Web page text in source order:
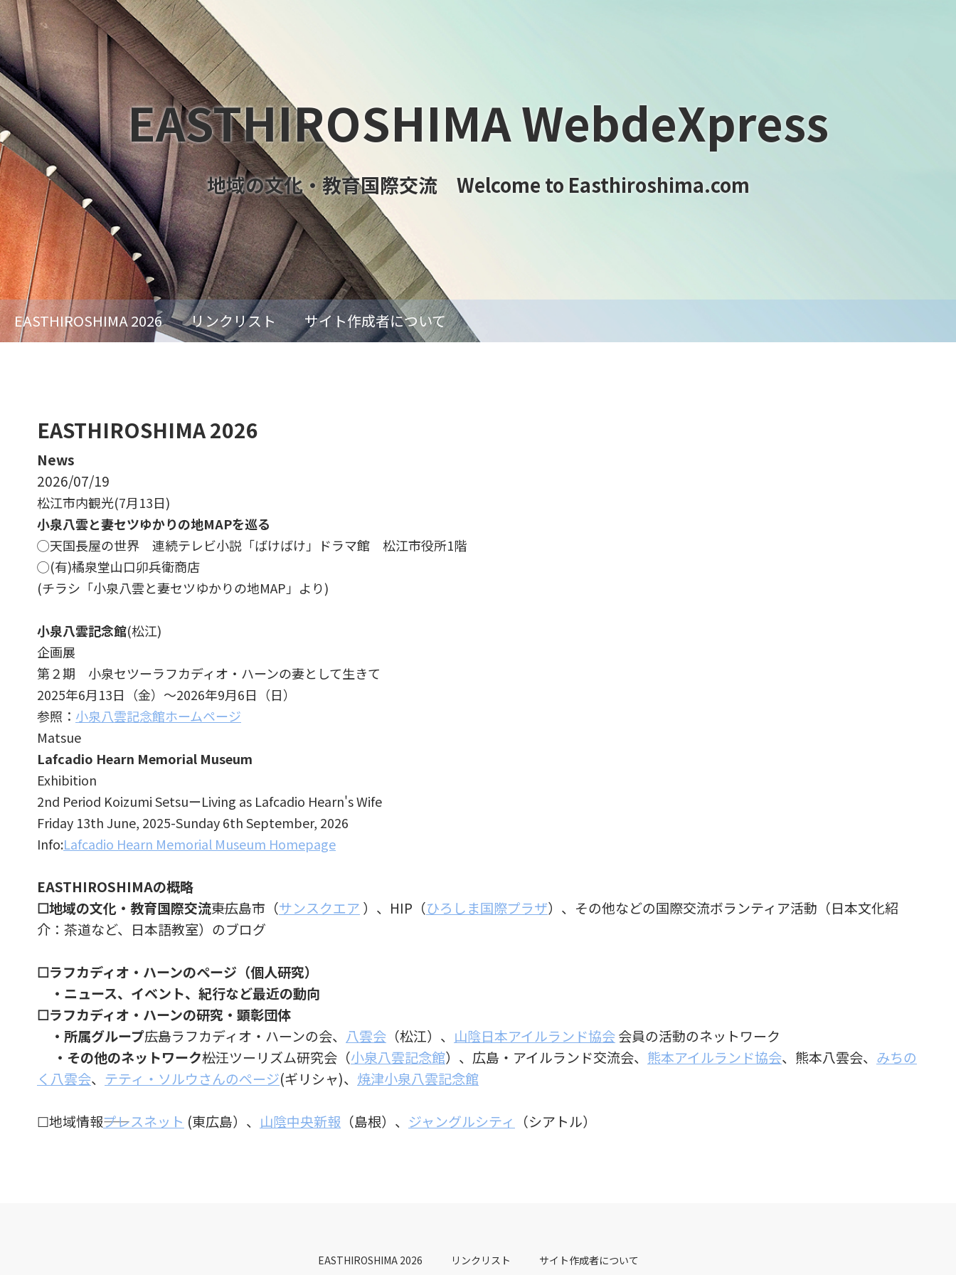
EASTHIROSHIMA WebdeXpress
地域の文化・教育国際交流 Welcome to Easthiroshima.com
EASTHIROSHIMA 2026 リンクリスト サイト作成者について
EASTHIROSHIMA 2026
News
2026/07/19
松江市内観光(7月13日)
小泉八雲と妻セツゆかりの地MAPを巡る
◯天国長屋の世界 連続テレビ小説「ばけばけ」ドラマ館 松江市役所1階
◯(有)橘泉堂山口卯兵衛商店
(チラシ「小泉八雲と妻セツゆかりの地MAP」より)
小泉八雲記念館(松江)
企画展
第２期 小泉セツーラフカディオ・ハーンの妻として生きて
2025年6月13日（金）〜2026年9月6日（日）
参照： 小泉八雲記念館ホームページ
Matsue
Lafcadio Hearn Memorial Museum
Exhibition
2nd Period Koizumi SetsuーLiving as Lafcadio Hearn's Wife
Friday 13th June, 2025-Sunday 6th September, 2026
Info:Lafcadio Hearn Memorial Museum Homepage
EASTHIROSHIMAの概略
☐地域の文化・教育国際交流――東広島市（サンスクエア ）、HIP（ひろしま国際プラザ）、その他などの国際交流ボランティア活動（日本文化紹
介：茶道など、日本語教室）のブログ
☐ラフカディオ・ハーンのページ（個人研究）
・ニュース、イベント、紀行など最近の動向
☐ラフカディオ・ハーンの研究・顕彰団体
・所属グループ――広島ラフカディオ・ハーンの会、 八雲会 （松江）、 山陰日本アイルランド協会会員の活動のネットワーク
・その他のネットワーク――松江ツーリズム研究会（小泉八雲記念館）、広島・アイルランド交流会、 熊本アイルランド協会、熊本八雲会、 みちの
く八雲会、 テティ・ソルウさんのページ(ギリシャ)、 焼津小泉八雲記念館
☐地域情報――プレスネット (東広島）、 山陰中央新報 （島根）、 ジャングルシティ （シアトル）
EASTHIROSHIMA 2026 リンクリスト サイト作成者について